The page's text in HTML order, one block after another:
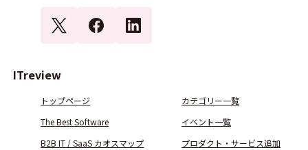
ITreview
トップページ
カテゴリー一覧
The Best Software
イベント一覧
B2B IT / SaaS カオスマップ
プロダクト・サービス追加